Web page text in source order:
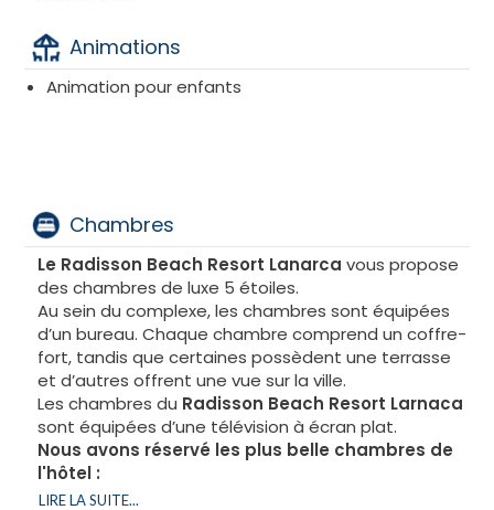
Un magnifique hôtel en front de mer
Des chambres haut de gamme
Une escapade relaxante
Animations
Animation pour enfants
Chambres
Le Radisson Beach Resort Lanarca vous propose
des chambres de luxe 5 étoiles.
Au sein du complexe, les chambres sont équipées
d’un bureau. Chaque chambre comprend un coffre-
fort, tandis que certaines possèdent une terrasse
et d’autres offrent une vue sur la ville.
Les chambres du Radisson Beach Resort Larnaca
sont équipées d’une télévision à écran plat.
Nous avons réservé les plus belle chambres de
l'hôtel :
Suite
LIRE LA SUITE...